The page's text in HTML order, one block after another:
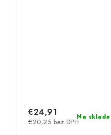
Na sklade
€20,25 bez DPH
€24,91